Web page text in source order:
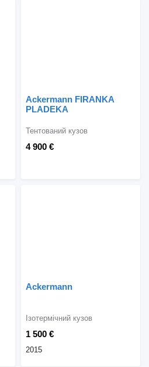
Ackermann FIRANKA
PLADEKA
4 900 €
Тентований кузов
Ackermann
1 500 €
Ізотермічний кузов
2015